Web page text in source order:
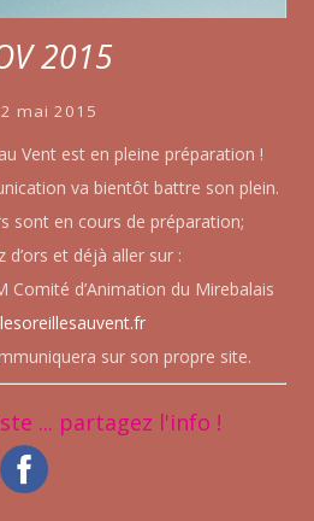
2015
mai 2015
Vent est en pleine préparation !
va bientôt battre son plein.
sont en cours de préparation;
d’ors et déjà aller sur :
Comité d’Animation du Mirebalais
lesoreillesauvent.fr
sur son propre site.
... partagez l'info !